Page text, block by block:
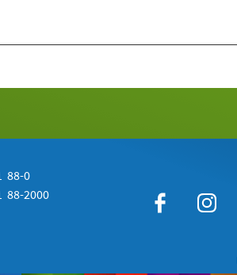
88-0
88-2000